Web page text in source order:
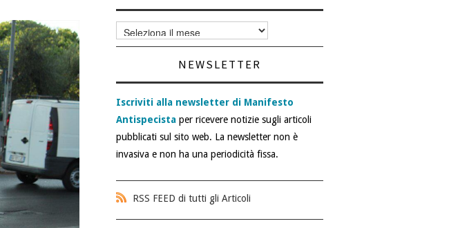
Archivi
articoli
NEWSLETTER
Iscriviti alla newsletter di Manifesto
Antispecista per ricevere notizie sugli articoli
pubblicati sul sito web. La newsletter non è
invasiva e non ha una periodicità fissa.
RSS FEED di tutti gli Articoli